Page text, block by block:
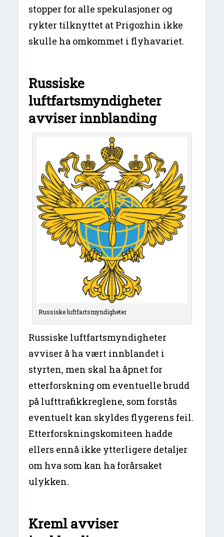
stopper for alle spekulasjoner og
rykter tilknyttet at Prigozhin ikke
skulle ha omkommet i flyhavariet.
Russiske
luftfartsmyndigheter
avviser innblanding
Russiske luftfartsmyndigheter
Russiske luftfartsmyndigheter
avviser å ha vært innblandet i
styrten, men skal ha åpnet for
etterforskning om eventuelle brudd
på lufttrafikkreglene, som forstås
eventuelt kan skyldes flygerens feil.
Etterforskningskomiteen hadde
ellers ennå ikke ytterligere detaljer
om hva som kan ha forårsaket
ulykken.
Kreml avviser